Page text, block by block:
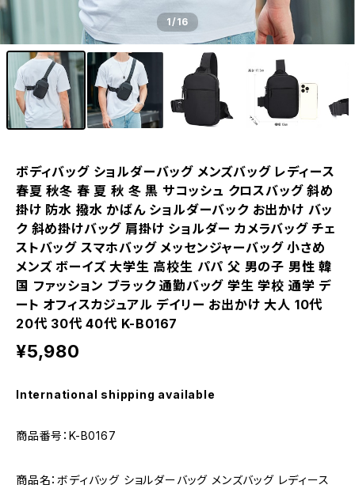
1/16
ボディバッグ ショルダーバッグ メンズバッグ レディース
春夏 秋冬 春 夏 秋 冬 黒 サコッシュ クロスバッグ 斜め
掛け 防水 撥水 かばん ショルダーバック お出かけ バッ
ク 斜め掛けバッグ 肩掛け ショルダー カメラバッグ チェ
ストバッグ スマホバッグ メッセンジャーバッグ 小さめ
メンズ ボーイズ 大学生 高校生 パパ 父 男の子 男性 韓
国 ファッション ブラック 通勤バッグ 学生 学校 通学 デ
ート オフィスカジュアル デイリー お出かけ 大人 10代
20代 30代 40代 K-B0167
¥5,980
International shipping available
商品番号：K-B0167
商品名：ボディバッグ ショルダーバッグ メンズバッグ レディース